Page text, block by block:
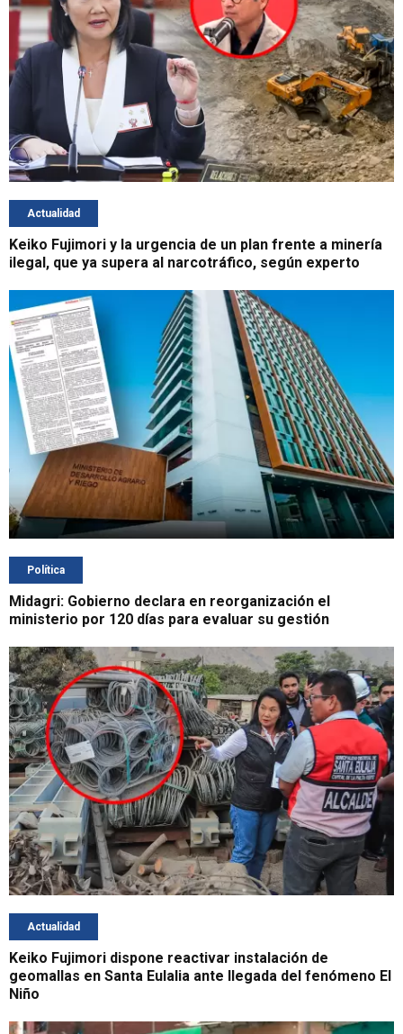
Actualidad
Keiko Fujimori y la urgencia de un plan frente a minería
ilegal, que ya supera al narcotráfico, según experto
Política
Midagri: Gobierno declara en reorganización el
ministerio por 120 días para evaluar su gestión
Actualidad
Keiko Fujimori dispone reactivar instalación de
geomallas en Santa Eulalia ante llegada del fenómeno El
Niño